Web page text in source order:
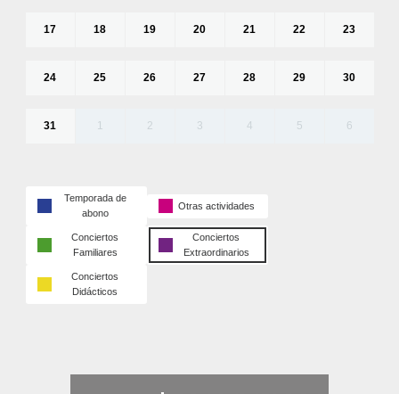
17 18 19 20 21 22 23
24 25 26 27 28 29 30
31 1 2 3 4 5 6
Temporada de
abono
Otras actividades
Conciertos
Familiares
Conciertos
Extraordinarios
Conciertos
Didácticos